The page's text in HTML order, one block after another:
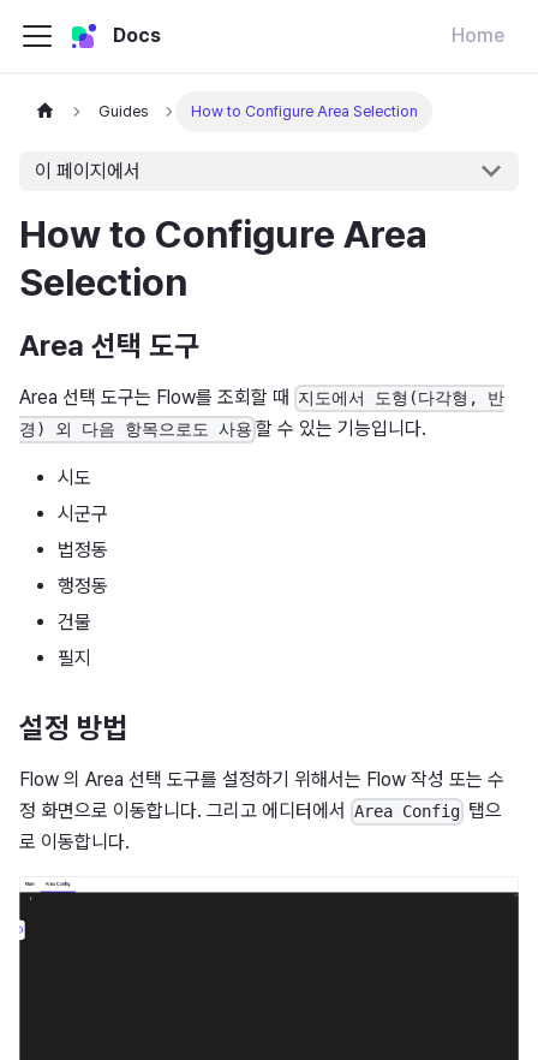
Docs Home
Guides How to Configure Area Selection
이 페이지에서
How to Configure Area
Selection
Area 선택 도구
Area 선택 도구는 Flow를 조회할 때
지도에서 도형(다각형, 반
경) 외 다음 항목으로도 사용 할 수 있는 기능입니다.
시도
시군구
법정동
행정동
건물
필지
설정 방법
Flow 의 Area 선택 도구를 설정하기 위해서는 Flow 작성 또는 수
정 화면으로 이동합니다. 그리고 에디터에서
Area Config 탭으
로 이동합니다.